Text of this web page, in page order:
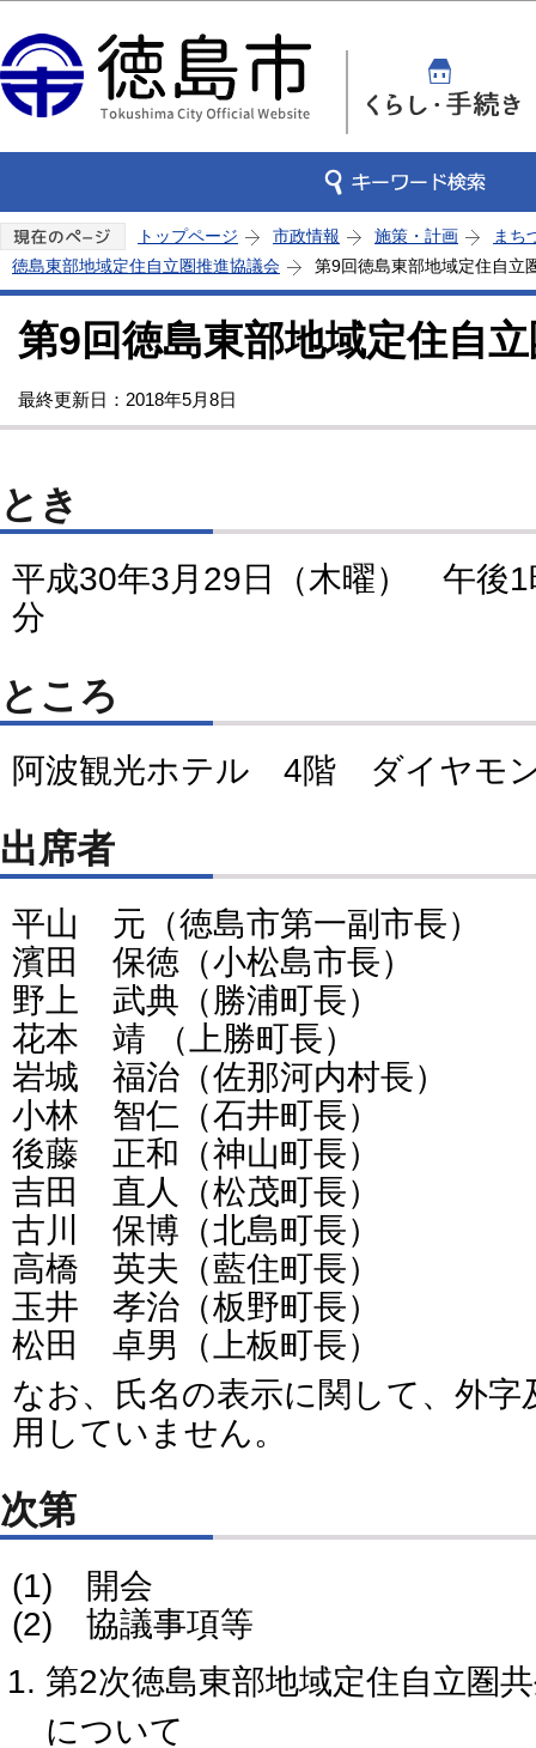
トップページ 市政情報 施策・計画
まち
徳島東部地域定住自立圏推進協議会
第9回徳島東部地域定住自立
第9回徳島東部地域定住自
最終更新日：2018年5月8日
とき
平成30年3月29日（木曜） 午後1
分
ところ
阿波観光ホテル 4階 ダイヤモ
出席者
平山 元（徳島市第一副市長）
濱田 保徳（小松島市長）
野上 武典（勝浦町長）
花本 靖 （上勝町長）
岩城 福治（佐那河内村長）
小林 智仁（石井町長）
後藤 正和（神山町長）
吉田 直人（松茂町長）
古川 保博（北島町長）
高橋 英夫（藍住町長）
玉井 孝治（板野町長）
松田 卓男（上板町長）
なお、氏名の表示に関して、外字
用していません。
次第
(1) 開会
(2) 協議事項等
第2次徳島東部地域定住自立圏
について